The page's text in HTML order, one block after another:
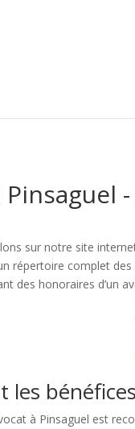
sur notre site
répertoire complet des
des honoraires d’un
les
à Pinsaguel est